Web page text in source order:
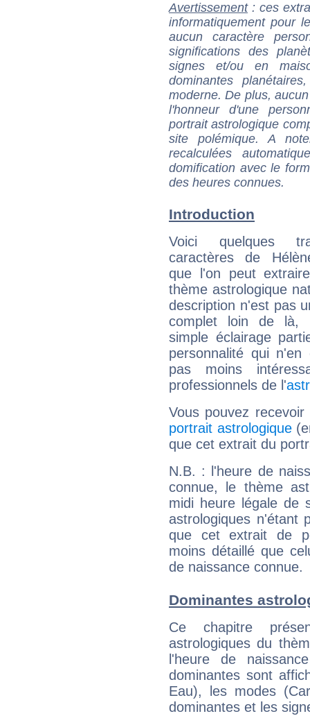
Avertissement: ces
informatiquement pour
aucun caractère
significations des
signes et/ou en
dominantes
moderne. De plus,
l'honneur d'une
portrait astrologique
site polémique. A
recalculées
domification avec le
des heures connues.
Introduction
Voici quelques
caractères de
que l'on peut
thème astrologique
description n'est pas
complet loin de là,
simple éclairage
personnalité qui n'en
pas moins
professionnels de l'
Vous pouvez
portrait astrologique
que cet extrait du
N.B. : l'heure de
connue, le thème
midi heure légale de
astrologiques n'étant
que cet extrait de
moins détaillé que
de naissance connue.
Dominantes
Ce chapitre
astrologiques du
l'heure de
dominantes sont
Eau), les modes
dominantes et les